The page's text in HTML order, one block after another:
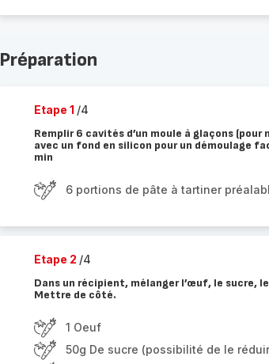
Préparation
Etape 1 /4
Remplir 6 cavités d’un moule à glaçons
avec un fond en silicon pour un démoulage
min
6 portions de pâte à tartiner
Etape 2 /4
Dans un récipient, mélanger l’œuf, le sucre,
Mettre de côté.
1 Oeuf
50g De sucre (possibilité de le